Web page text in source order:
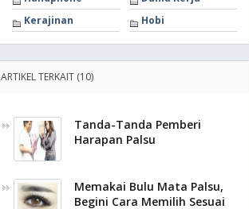
Kerajinan
Hobi
ARTIKEL TERKAIT (10)
Tanda-Tanda Pemberi
Harapan Palsu
Memakai Bulu Mata Palsu,
Begini Cara Memilih Sesuai